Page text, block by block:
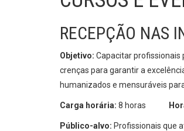
RECEPÇÃO NAS
Objetivo: Capacitar
crenças para garantir a
humanizados e mensuráveis
Carga horária: 8 horas
Público-alvo: Profissionais que